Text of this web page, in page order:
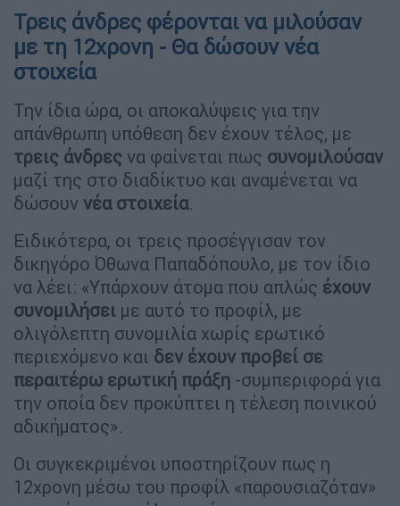
Τρεις άνδρες φέρονται να μιλούσαν
με τη 12χρονη - Θα δώσουν νέα
στοιχεία
Την ίδια ώρα, οι αποκαλύψεις για την
απάνθρωπη υπόθεση δεν έχουν τέλος, με
τρεις άνδρες να φαίνεται πως συνομιλούσαν
μαζί της στο διαδίκτυο και αναμένεται να
δώσουν νέα στοιχεία.
Ειδικότερα, οι τρεις προσέγγισαν τον
δικηγόρο Όθωνα Παπαδόπουλο, με τον ίδιο
να λέει: «Υπάρχουν άτομα που απλώς έχουν
συνομιλήσει με αυτό το προφίλ, με
ολιγόλεπτη συνομιλία χωρίς ερωτικό
περιεχόμενο και δεν έχουν προβεί σε
περαιτέρω ερωτική πράξη -συμπεριφορά για
την οποία δεν προκύπτει η τέλεση ποινικού
αδικήματος».
Οι συγκεκριμένοι υποστηρίζουν πως η
12χρονη μέσω του προφίλ «παρουσιαζόταν»